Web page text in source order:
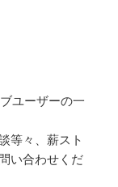
ユーザーの一
等々、薪スト
い合わせくだ